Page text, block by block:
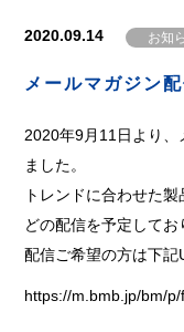
2020.09.14 お知
メールマガジン
2020年9月11日より、
ました。
トレンドに合わせた
どの配信を予定してお
配信ご希望の方は下記
https://m.bmb.jp/bm/